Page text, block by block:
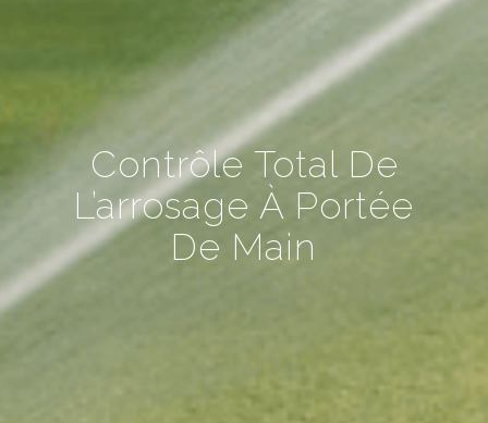
Contrôle Total De
L’arrosage À Portée
De Main